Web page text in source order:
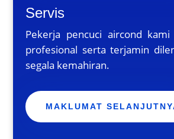
Servis
Pekerja pencuci aircond
profesional serta terjamin
segala kemahiran.
MAKLUMAT